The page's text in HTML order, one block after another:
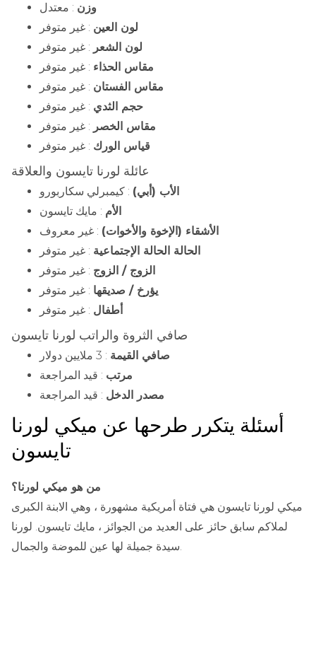
وزن : معتدل
لون العين : غير متوفر
لون الشعر : غير متوفر
مقاس الحذاء : غير متوفر
مقاس الفستان : غير متوفر
حجم الثدي : غير متوفر
مقاس الخصر : غير متوفر
قياس الورك : غير متوفر
عائلة لورنا تايسون والعلاقة
الأب (أبي) : كيمبرلي سكاربورو
الأم : مايك تايسون
الأشقاء (الإخوة والأخوات) : غير معروف
الحالة الحالة الإجتماعية : غير متوفر
الزوج / الزوج : غير متوفر
يؤرخ / صديقها : غير متوفر
أطفال : غير متوفر
صافي الثروة والراتب لورنا تايسون
صافي القيمة : 3 ملايين دولار
مرتب : قيد المراجعة
مصدر الدخل : قيد المراجعة
أسئلة يتكرر طرحها عن ميكي لورنا
تايسون
من هو ميكي لورنا؟
ميكي لورنا تايسون هي فتاة أمريكية مشهورة ، وهي الابنة الكبرى
لملاكم سابق حائز على العديد من الجوائز ، مايك تايسون. لورنا
سيدة جميلة لها عين للموضة والجمال.